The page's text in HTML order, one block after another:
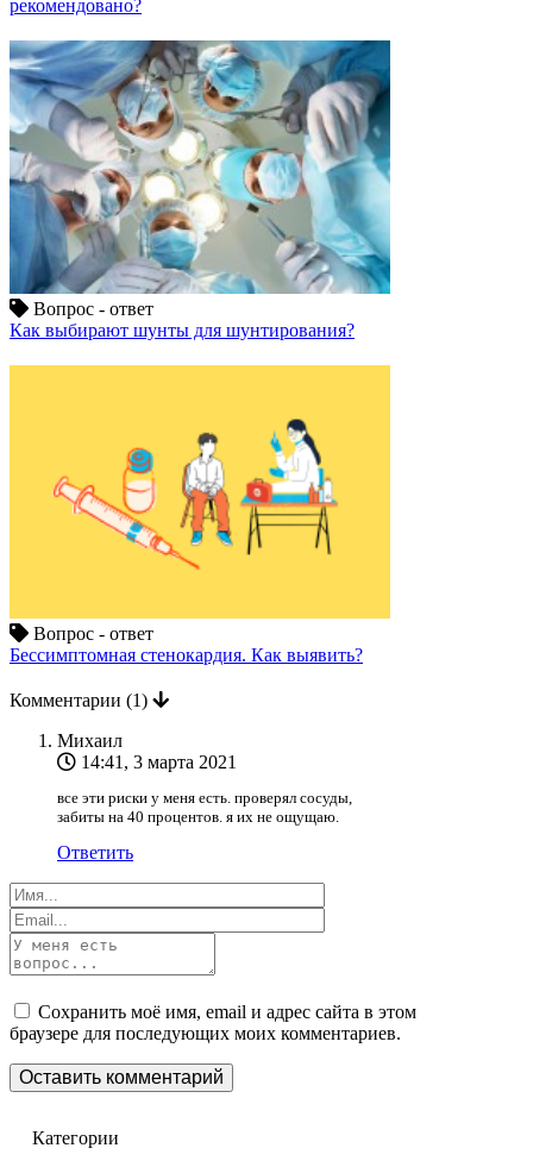
рекомендовано?
Вопрос - ответ
Как выбирают шунты для шунтирования?
Вопрос - ответ
Бессимптомная стенокардия. Как выявить?
Комментарии (1)
Михаил
14:41, 3 марта 2021
все эти риски у меня есть. проверял сосуды,
забиты на 40 процентов. я их не ощущаю.
Ответить
Сохранить моё имя, email и адрес сайта в этом
браузере для последующих моих комментариев.
Категории